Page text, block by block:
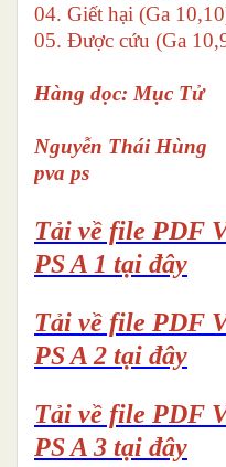
04. Giết hại (Ga
05. Được cứu (Ga
Hàng dọc: Mục Tử
Nguyễn Thái Hùng
pva ps
Tải về file PDF
PS A 1 tại đây
Tải về file PDF
PS A 2 tại đây
Tải về file PDF
PS A 3 tại đây